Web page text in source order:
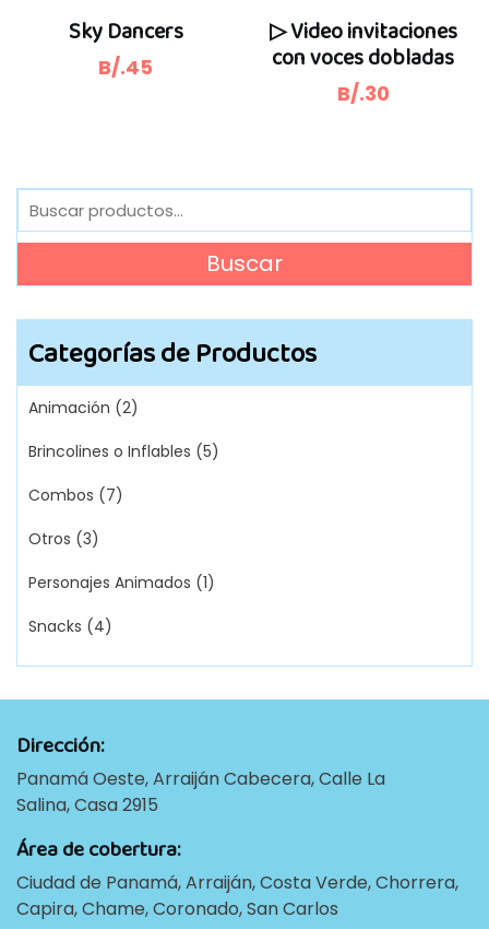
Sky Dancers
B/.45
▷ Video invitaciones
con voces dobladas
B/.30
Buscar
por:
Buscar
Categorías de Productos
Animación (2)
Brincolines o Inflables (5)
Combos (7)
Otros (3)
Personajes Animados (1)
Snacks (4)
Dirección:
Panamá Oeste, Arraiján Cabecera, Calle La
Salina, Casa 2915
Área de cobertura:
Ciudad de Panamá, Arraiján, Costa Verde, Chorrera,
Capira, Chame, Coronado, San Carlos